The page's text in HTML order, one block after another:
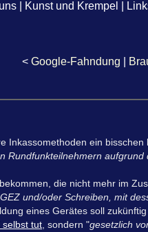
Kunst und Krempel
< Google-Fahndung
Inkassomethoden ein
Rundfunkteilnehmern
die nicht mehr im
und/oder Schreiben, mit
eines Gerätes soll
selbst tut , sondern "gesetzlich